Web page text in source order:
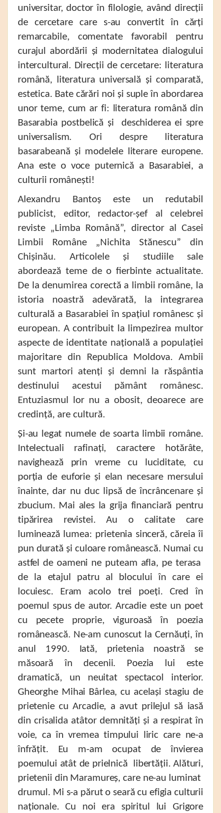
universitar, doctor în filologie, având direcții
de cercetare care s-au convertit în cărți
remarcabile, comentate favorabil pentru
curajul abordării și modernitatea dialogului
intercultural. Direcții de cercetare: literatura
română, literatura universală și comparată,
estetica. Bate cărări noi și suple în abordarea
unor teme, cum ar fi: literatura română din
Basarabia postbelică și deschiderea ei spre
universalism. Ori despre literatura
basarabeană și modelele literare europene.
Ana este o voce puternică a Basarabiei, a
culturii românești!
Alexandru Bantoș este un redutabil
publicist, editor, redactor-șef al celebrei
reviste „Limba Română”, director al Casei
Limbii Române „Nichita Stănescu” din
Chișinău. Articolele și studiile sale
abordează teme de o fierbinte actualitate.
De la denumirea corectă a limbii române, la
istoria noastră adevărată, la integrarea
culturală a Basarabiei în spațiul românesc și
european. A contribuit la limpezirea multor
aspecte de identitate națională a populației
majoritare din Republica Moldova. Ambii
sunt martori atenți și demni la răspântia
destinului acestui pământ românesc.
Entuziasmul lor nu a obosit, deoarece are
credință, are cultură.
Și-au legat numele de soarta limbii române.
Intelectuali rafinați, caractere hotărâte,
navighează prin vreme cu luciditate, cu
porția de euforie și elan necesare mersului
înainte, dar nu duc lipsă de încrâncenare și
zbucium. Mai ales la grija financiară pentru
tipărirea revistei. Au o calitate care
luminează lumea: prietenia sinceră, căreia îi
pun durată și culoare românească. Numai cu
astfel de oameni ne puteam afla, pe terasa
de la etajul patru al blocului în care ei
locuiesc. Eram acolo trei poeți. Cred în
poemul spus de autor. Arcadie este un poet
cu pecete proprie, viguroasă în poezia
românească. Ne-am cunoscut la Cernăuți, în
anul 1990. Iată, prietenia noastră se
măsoară în decenii. Poezia lui este
dramatică, un neuitat spectacol interior.
Gheorghe Mihai Bârlea, cu același stagiu de
prietenie cu Arcadie, a avut prilejul să iasă
din crisalida atâtor demnități și a respirat în
voie, ca în vremea timpului liric care ne-a
înfrățit. Eu m-am ocupat de învierea
poemului atât de prielnică libertății. Alături,
prietenii din Maramureș, care ne-au luminat
drumul. Mi s-a părut o seară cu efigia culturii
naționale. Cu noi era spiritul lui Grigore